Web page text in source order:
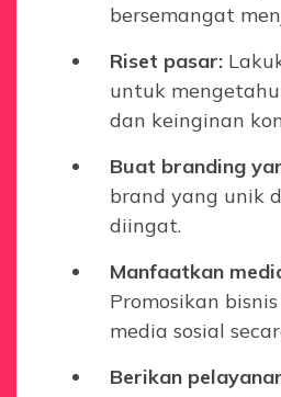
bersemangat
Riset pasar:
untuk
dan keinginan
Buat branding
brand yang unik
diingat.
Manfaatkan
Promosikan
media sosial
Berikan